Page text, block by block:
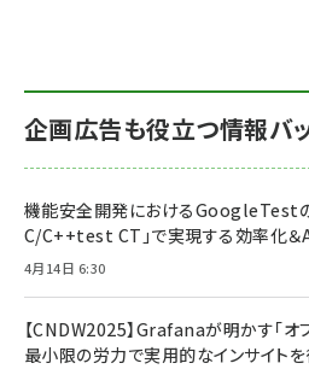
企画広告も役立つ情報バッ
機能安全開発におけるGoogleTest
C/C++test CT」で実現する効率化＆
4月14日 6:30
【CNDW2025】Grafanaが明かす「オ
最小限の労力で実用的なインサイト